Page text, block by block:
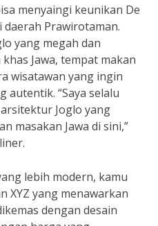
menyaingi keunikan De
Prawirotaman.
yang megah dan
Jawa, tempat makan
wisatawan yang ingin
autentik. “Saya selalu
Joglo yang
masakan Jawa di sini,”
lebih modern, kamu
XYZ yang menawarkan
dengan desain